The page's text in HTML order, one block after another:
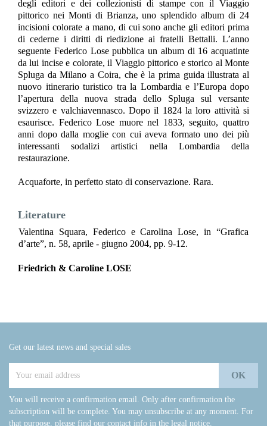
degli editori e dei collezionisti di stampe con il Viaggio
pittorico nei Monti di Brianza, uno splendido album di 24
incisioni colorate a mano, di cui sono anche gli editori prima
di cederne i diritti di riedizione ai fratelli Bettalli. L’anno
seguente Federico Lose pubblica un album di 16 acquatinte
da lui incise e colorate, il Viaggio pittorico e storico al Monte
Spluga da Milano a Coira, che è la prima guida illustrata al
nuovo itinerario turistico tra la Lombardia e l’Europa dopo
l’apertura della nuova strada dello Spluga sul versante
svizzero e valchiavennasco. Dopo il 1824 la loro attività si
esaurisce. Federico Lose muore nel 1833, seguito, quattro
anni dopo dalla moglie con cui aveva formato uno dei più
interessanti sodalizi artistici nella Lombardia della
restaurazione.
Acquaforte, in perfetto stato di conservazione. Rara.
Literature
Valentina Squara, Federico e Carolina Lose, in “Grafica
d’arte”, n. 58, aprile - giugno 2004, pp. 9-12.
Friedrich & Caroline LOSE
Get our latest news and special sales
You will receive a confirmation email. Only after confirmation the
subscription will be complete. You may unsubscribe at any moment. For
that purpose, please find our contact info in the legal notice.